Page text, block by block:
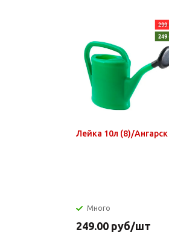
Лейка 10л (8)/Ангарск
Много
249.00 руб/шт